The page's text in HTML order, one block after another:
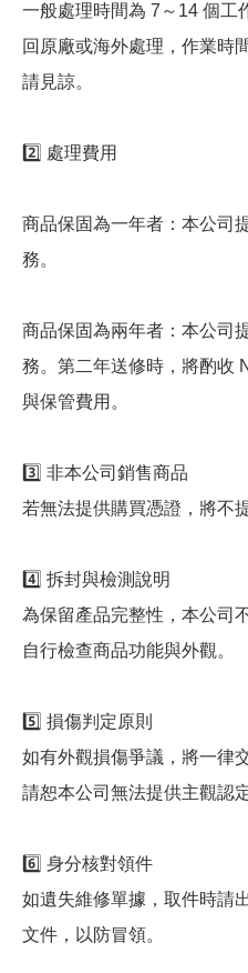
一般處理時間為 7～14 個工
回原廠或海外處理，作業時
請見諒。
2️⃣ 處理費用
商品保固為一年者：本公司
務。
商品保固為兩年者：本公司
務。第二年送修時，將酌收
與保管費用。
3️⃣ 非本公司銷售商品
若無法提供購買憑證，將不
4️⃣ 拆封與檢測說明
為保留產品完整性，本公司
自行檢查商品功能與外觀。
5️⃣ 損傷判定原則
如有外觀損傷爭議，將一律
請恕本公司無法提供主觀認定
6️⃣ 身分核對領件
如遺失維修單據，取件時請
文件，以防冒領。